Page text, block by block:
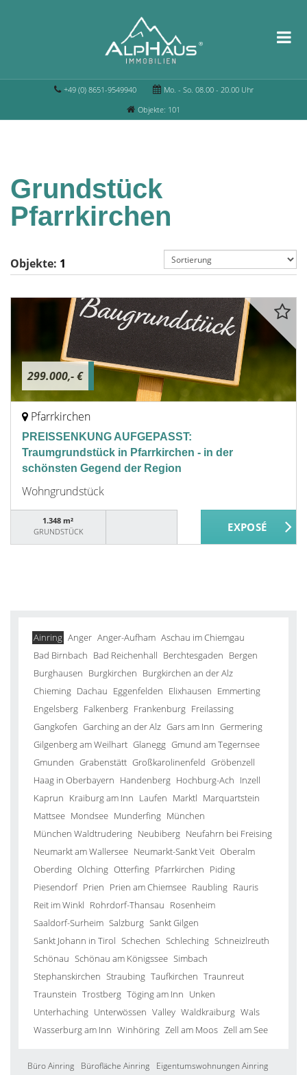
+49 (0) 8651-9549940
Mo. - So. 08.00 - 20.00 Uhr
Objekte: 101
Grundstück
Pfarrkirchen
Objekte: 1
299.000,- €
Pfarrkirchen
PREISSENKUNG AUFGEPASST:
Traumgrundstück in Pfarrkirchen - in der
schönsten Gegend der Region
Wohngrundstück
1.348 m²
GRUNDSTÜCK
Ainring Anger Anger-Aufham Aschau im Chiemgau
Bad Birnbach Bad Reichenhall Berchtesgaden Bergen
Burghausen Burgkirchen Burgkirchen an der Alz
Chieming Dachau Eggenfelden Elixhausen Emmerting
Engelsberg Falkenberg Frankenburg Freilassing
Gangkofen Garching an der Alz Gars am Inn Germering
Gilgenberg am Weilhart Glanegg Gmund am Tegernsee
Gmunden Grabenstätt Großkarolinenfeld Gröbenzell
Haag in Oberbayern Handenberg Hochburg-Ach Inzell
Kaprun Kraiburg am Inn Laufen Marktl Marquartstein
Mattsee Mondsee Munderfing München
München Waldtrudering Neubiberg Neufahrn bei Freising
Neumarkt am Wallersee Neumarkt-Sankt Veit Oberalm
Oberding Olching Otterfing Pfarrkirchen Piding
Piesendorf Prien Prien am Chiemsee Raubling Rauris
Reit im Winkl Rohrdorf-Thansau Rosenheim
Saaldorf-Surheim Salzburg Sankt Gilgen
Sankt Johann in Tirol Schechen Schleching Schneizlreuth
Schönau Schönau am Königssee Simbach
Stephanskirchen Straubing Taufkirchen Traunreut
Traunstein Trostberg Töging am Inn Unken
Unterhaching Unterwössen Valley Waldkraiburg Wals
Wasserburg am Inn Winhöring Zell am Moos Zell am See
Büro Ainring Bürofläche Ainring
Eigentumswohnungen Ainring